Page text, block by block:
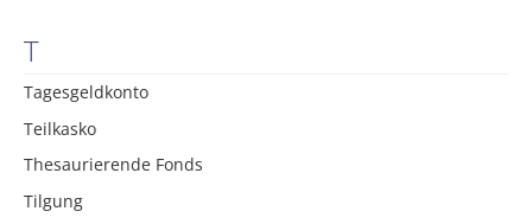
T
Tagesgeldkonto
Teilkasko
Thesaurierende Fonds
Tilgung